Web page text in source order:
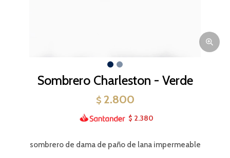
Sombrero Charleston - Verde
$ 2.800
$ 2.380
sombrero de dama de paño de lana impermeable